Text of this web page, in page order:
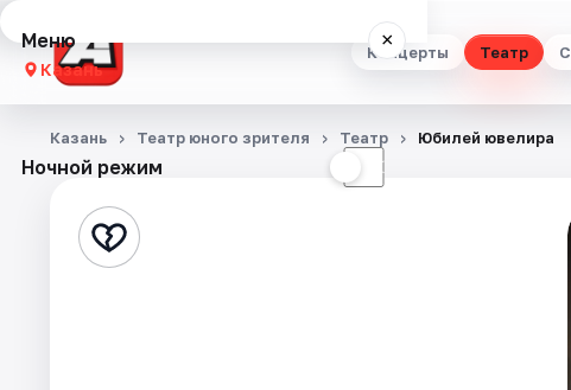
Концерты Театр
Меню ×
Казань
Концерты
Стендап
Ночной режим ☾
Казань Театр юного зрителя Театр Юбилей ювелира